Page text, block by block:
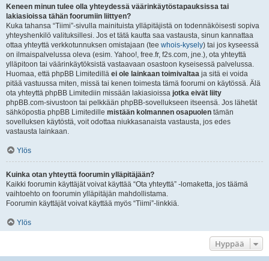
Keneen minun tulee olla yhteydessä väärinkäytöstapauksissa tai
lakiasioissa tähän foorumiin liittyen?
Kuka tahansa “Tiimi”-sivulla mainituista ylläpitäjistä on todennäköisesti sopiva
yhteyshenkilö valituksillesi. Jos et tätä kautta saa vastausta, sinun kannattaa
ottaa yhteyttä verkkotunnuksen omistajaan (tee whois-kysely) tai jos kyseessä
on ilmaispalvelussa oleva (esim. Yahoo!, free.fr, f2s.com, jne.), ota yhteyttä
ylläpitoon tai väärinkäytöksistä vastaavaan osastoon kyseisessä palvelussa.
Huomaa, että phpBB Limitedillä ei ole lainkaan toimivaltaa ja sitä ei voida
pitää vastuussa miten, missä tai kenen toimesta tämä foorumi on käytössä. Älä
ota yhteyttä phpBB Limitediin missään lakiasioissa jotka eivät liity
phpBB.com-sivustoon tai pelkkään phpBB-sovellukseen itseensä. Jos lähetät
sähköpostia phpBB Limitedille mistään kolmannen osapuolen tämän
sovelluksen käytöstä, voit odottaa niukkasanaista vastausta, jos edes
vastausta lainkaan.
Ylös
Kuinka otan yhteyttä foorumin ylläpitäjään?
Kaikki foorumin käyttäjät voivat käyttää “Ota yhteyttä” -lomaketta, jos täämä
vaihtoehto on foorumin ylläpitäjän mahdollistama.
Foorumin käyttäjät voivat käyttää myös “Tiimi”-linkkiä.
Ylös
Hyppää